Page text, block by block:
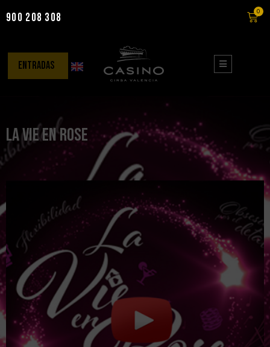
contenido
900 208 308 0
entradas
La Vie en Rose